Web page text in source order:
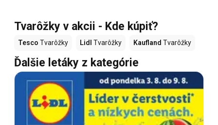
Tvarôžky v akcii - Kde kúpiť?
Tesco Tvarôžky Lidl Tvarôžky Kaufland Tvarôžky
Ďalšie letáky z kategórie